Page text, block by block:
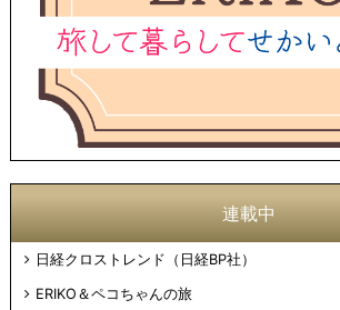
連載中
日経クロストレンド（日経BP社）
ERIKO＆ペコちゃんの旅